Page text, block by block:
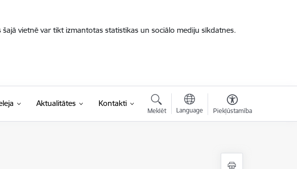
vietnē var tikt izmantotas statistikas un sociālo mediju sīkdatnes.
Aktualitātes Kontakti
Meklēt Language Piekļūstamība